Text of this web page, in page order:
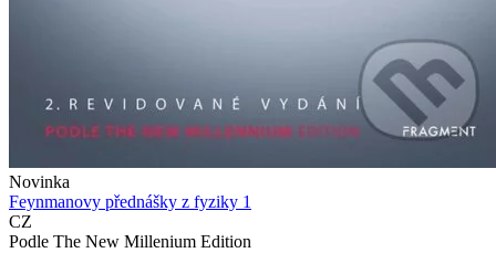
Novinka
Feynmanovy přednášky z fyziky 1
CZ
Podle The New Millenium Edition